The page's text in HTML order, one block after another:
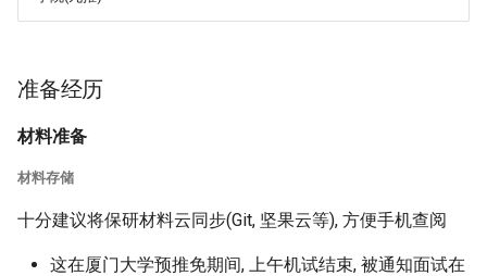
准备经历
材料准备
材料存储
十分建议将保研材料云同步(Git, 坚果云等), 方便手机查阅
这在厦门大学预推免期间, 上午机试结束, 被通知面试在